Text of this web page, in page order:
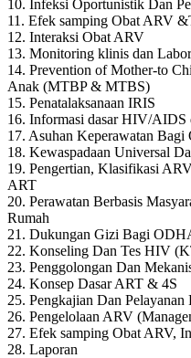
10. Infeksi Oportunistik Dan
11. Efek samping Obat ARV
12. Interaksi Obat ARV
13. Monitoring klinis dan
14. Prevention of Mother-to
Anak (MTBP & MTBS)
15. Penatalaksanaan IRIS
16. Informasi dasar HIV/AIDS
17. Asuhan Keperawatan
18. Kewaspadaan Universal
19. Pengertian, Klasifikasi
ART
20. Perawatan Berbasis
Rumah
21. Dukungan Gizi Bagi
22. Konseling Dan Tes HIV
23. Penggolongan Dan
24. Konsep Dasar ART & 4S
25. Pengkajian Dan Pelayanan
26. Pengelolaan ARV
27. Efek samping Obat ARV,
28. Laporan